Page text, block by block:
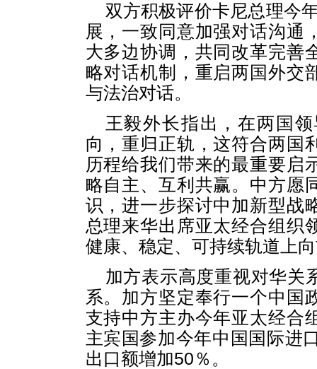
双方积极评价卡尼总理今
展，一致同意加强对话沟通
大多边协调，共同改革完善
略对话机制，重启两国外交
与法治对话。
王毅外长指出，在两国
向，重归正轨，这符合两国
历程给我们带来的最重要启
略自主、互利共赢。中方愿
识，进一步探讨中加新型战
总理来华出席亚太经合组织
健康、稳定、可持续轨道上
加方表示高度重视对华关
系。加方坚定奉行一个中国
支持中方主办今年亚太经合
主宾国参加今年中国国际进
出口额增加50％。